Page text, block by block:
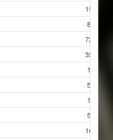
15
8
72
35
1
5
1
5
16